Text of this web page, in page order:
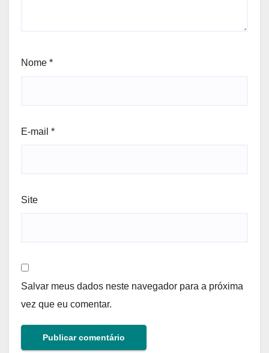
Nome *
E-mail *
Site
Salvar meus dados neste navegador para a próxima
vez que eu comentar.